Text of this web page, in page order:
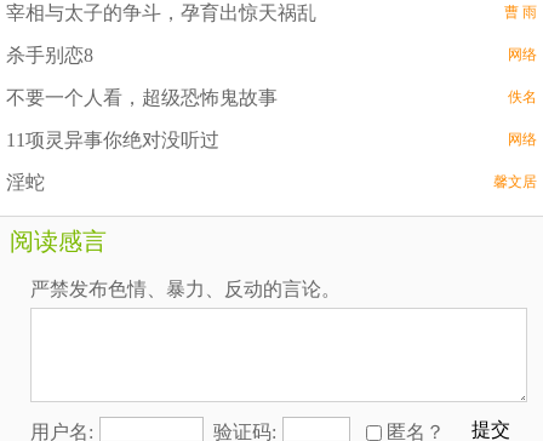
宰相与太子的争斗，孕育出惊天祸乱 曹 雨
杀手别恋8 网络
不要一个人看，超级恐怖鬼故事 佚名
11项灵异事你绝对没听过 网络
淫蛇 馨文居
阅读感言
严禁发布色情、暴力、反动的言论。
用户名: 验证码: 匿名？
提交